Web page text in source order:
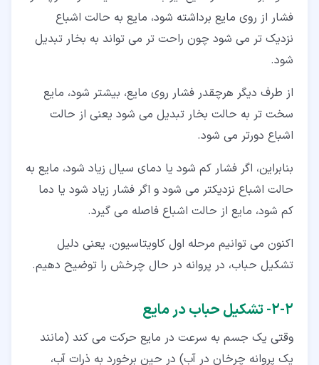
فشار از روی مایع برداشته شود، مایع به حالت اشباع
نزدیک تر می شود چون راحت تر می تواند به بخار تبدیل
شود.
از طرف دیگر هرچقدر فشار روی مایع، بیشتر شود، مایع
سخت تر به حالت بخار تبدیل می شود یعنی از حالت
اشباع دورتر می شود.
بنابراین، اگر فشار کم شود یا دمای سیال زیاد شود، مایع به
حالت اشباع نزدیکتر می شود و اگر فشار زیاد شود یا دما
کم شود، مایع از حالت اشباع فاصله می گیرد.
اکنون می توانیم مرحله اول کاویتاسیون، یعنی دلیل
تشکیل حباب، در پروانه در حال چرخش را توضیح دهیم.
۲‏-‏۲‏- تشکیل حباب در مایع
وقتی یک جسم به سرعت در مایع حرکت می کند (مانند
یک پروانه چرخان در آب) در حین برخورد به ذرات آب،